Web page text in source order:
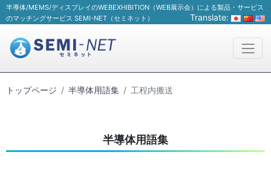
半導体/MEMS/ディスプレイのWEBEXHIBITION（WEB展示会）による製品・サービス
のマッチングサービス SEMI-NET（セミネット）
Translate:
トップページ 半導体用語集 工程内搬送
半導体用語集